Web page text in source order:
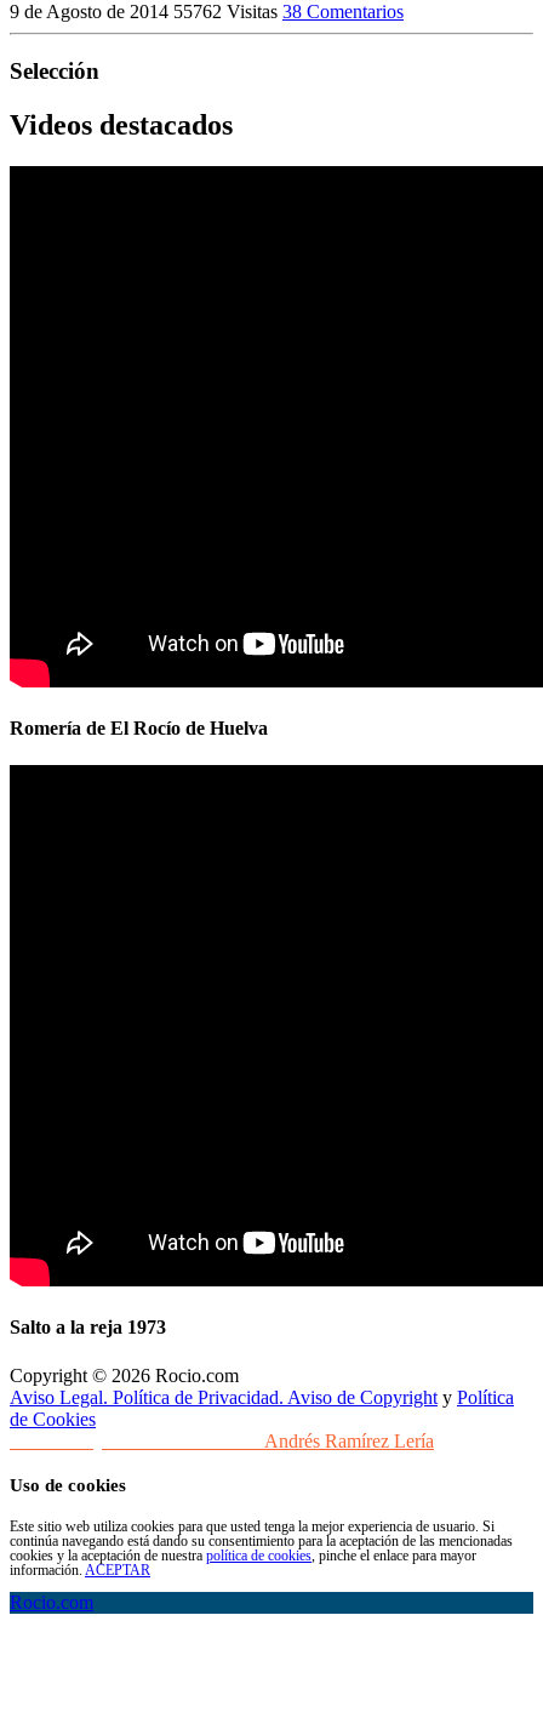
9 de Agosto de 2014 55762 Visitas 38 Comentarios
Selección
Videos destacados
Romería de El Rocío de Huelva
Salto a la reja 1973
Copyright © 2026 Rocio.com
Aviso Legal. Política de Privacidad. Aviso de Copyright y Política
de Cookies
Andrés Ramírez Lería
Uso de cookies
Este sitio web utiliza cookies para que usted tenga la mejor experiencia de usuario. Si
continúa navegando está dando su consentimiento para la aceptación de las mencionadas
cookies y la aceptación de nuestra política de cookies , pinche el enlace para mayor
información. ACEPTAR
Rocio.com